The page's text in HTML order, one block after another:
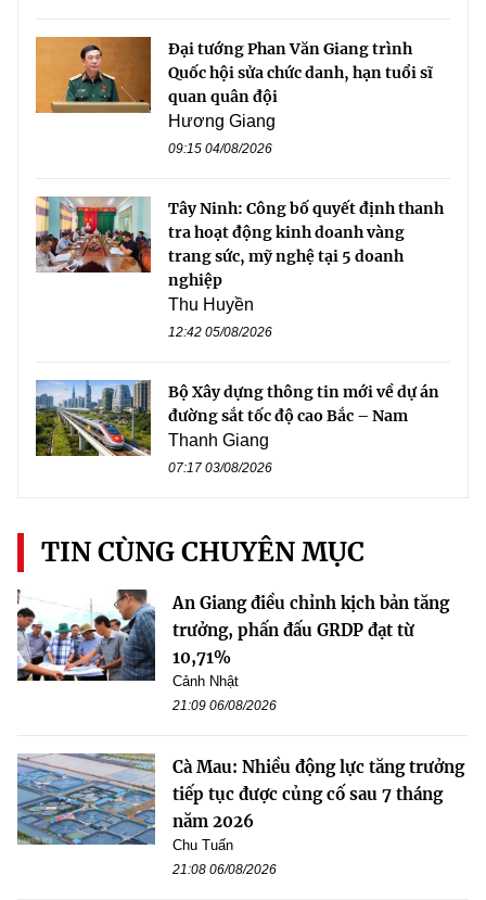
Đại tướng Phan Văn Giang trình
Quốc hội sửa chức danh, hạn tuổi sĩ
quan quân đội
Hương Giang
09:15 04/08/2026
Tây Ninh: Công bố quyết định thanh
tra hoạt động kinh doanh vàng
trang sức, mỹ nghệ tại 5 doanh
nghiệp
Thu Huyền
12:42 05/08/2026
Bộ Xây dựng thông tin mới về dự án
đường sắt tốc độ cao Bắc – Nam
Thanh Giang
07:17 03/08/2026
TIN CÙNG CHUYÊN MỤC
An Giang điều chỉnh kịch bản tăng
trưởng, phấn đấu GRDP đạt từ
10,71%
Cảnh Nhật
21:09 06/08/2026
Cà Mau: Nhiều động lực tăng trưởng
tiếp tục được củng cố sau 7 tháng
năm 2026
Chu Tuấn
21:08 06/08/2026